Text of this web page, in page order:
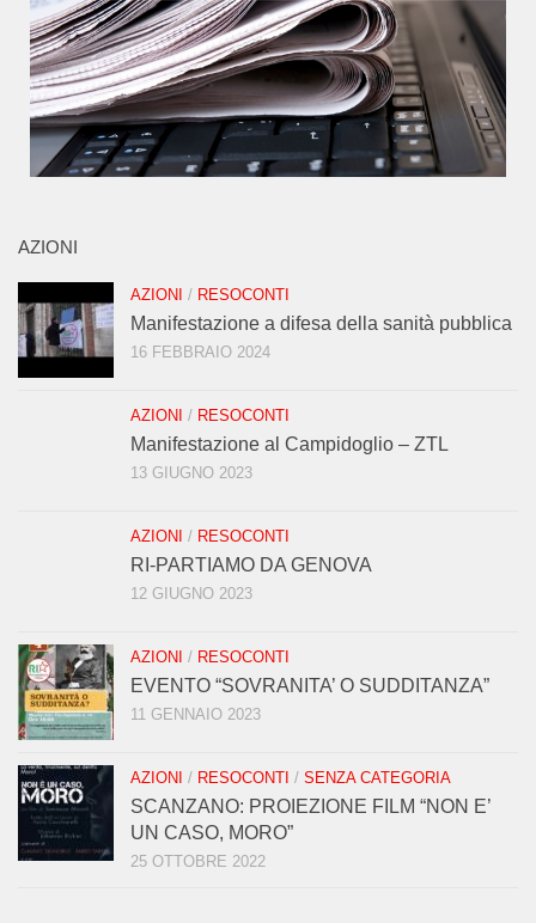
AZIONI
AZIONI / RESOCONTI
Manifestazione a difesa della sanità pubblica
16 FEBBRAIO 2024
AZIONI / RESOCONTI
Manifestazione al Campidoglio – ZTL
13 GIUGNO 2023
AZIONI / RESOCONTI
RI-PARTIAMO DA GENOVA
12 GIUGNO 2023
AZIONI / RESOCONTI
EVENTO “SOVRANITA’ O SUDDITANZA”
11 GENNAIO 2023
AZIONI / RESOCONTI / SENZA CATEGORIA
SCANZANO: PROIEZIONE FILM “NON E’
UN CASO, MORO”
25 OTTOBRE 2022